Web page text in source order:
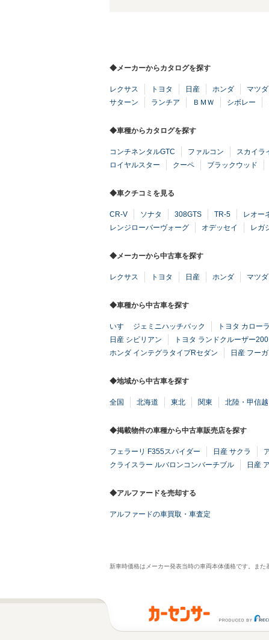
◆メーカーからカタログを探す
レクサス トヨタ 日産 ホンダ マツダ
サターン
ランチア ＢＭＷ シボレー
◆車種からカタログを探す
コンチネンタルGTC ファルコン スカイラ
ロイヤルスター
クーペ ブラックウッド
◆車クチコミを見る
CR-V ソナタ 308GTS TR-5 レオー
レンジローバーヴォーグ
オデッセイ レガ
◆メーカーから中古車を探す
レクサス トヨタ 日産 ホンダ マツダ
◆車種から中古車を探す
いすゞ ジェミニハッチバック トヨタ カロー
日産 シビリアン
トヨタ ランドクルーザー200
ホンダ インテグラタイプRセダン
日産 フーガ
◆地域から中古車を探す
全国 北海道 東北 関東 北陸・甲信越
◆掲載物件の車種から中古車販売店を探す
フェラーリ F355スパイダー 日産 サクラ
クライスラー ルバロンコンバーチブル
日産
◆アルファードを売却する
アルファードの車買取・車査定
新車時価格はメーカー発表当時の車両本体価格です。ま